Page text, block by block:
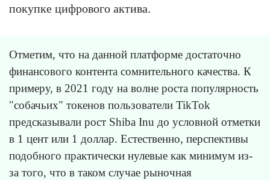
покупке цифрового актива.
Отметим, что на данной платформе достаточно
финансового контента сомнительного качества. К
примеру, в 2021 году на волне роста популярность
"собачьих" токенов пользователи TikTok
предсказывали рост Shiba Inu до условной отметки
в 1 цент или 1 доллар. Естественно, перспективы
подобного практически нулевые как минимум из-
за того, что в таком случае рыночная